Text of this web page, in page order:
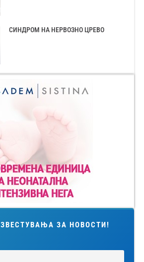
СИНДРОМ НА НЕРВОЗНО ЦРЕВО
ЗА НОВОСТИ!